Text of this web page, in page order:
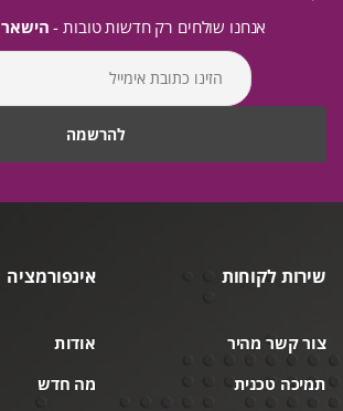
אנחנו שולחים רק חדשות טובות -
שירות לקוחות
צור קשר מהיר
תמיכה טכנית
אינפורמציה
אודות
מה חדש